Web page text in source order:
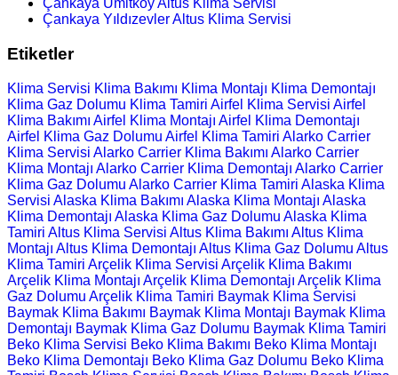
Çankaya Ümitköy Altus Klima Servisi
Çankaya Yıldızevler Altus Klima Servisi
Etiketler
Klima Servisi Klima Bakımı Klima Montajı Klima Demontajı
Klima Gaz Dolumu Klima Tamiri Airfel Klima Servisi Airfel
Klima Bakımı Airfel Klima Montajı Airfel Klima Demontajı
Airfel Klima Gaz Dolumu Airfel Klima Tamiri Alarko Carrier
Klima Servisi Alarko Carrier Klima Bakımı Alarko Carrier
Klima Montajı Alarko Carrier Klima Demontajı Alarko Carrier
Klima Gaz Dolumu Alarko Carrier Klima Tamiri Alaska Klima
Servisi Alaska Klima Bakımı Alaska Klima Montajı Alaska
Klima Demontajı Alaska Klima Gaz Dolumu Alaska Klima
Tamiri Altus Klima Servisi Altus Klima Bakımı Altus Klima
Montajı Altus Klima Demontajı Altus Klima Gaz Dolumu Altus
Klima Tamiri Arçelik Klima Servisi Arçelik Klima Bakımı
Arçelik Klima Montajı Arçelik Klima Demontajı Arçelik Klima
Gaz Dolumu Arçelik Klima Tamiri Baymak Klima Servisi
Baymak Klima Bakımı Baymak Klima Montajı Baymak Klima
Demontajı Baymak Klima Gaz Dolumu Baymak Klima Tamiri
Beko Klima Servisi Beko Klima Bakımı Beko Klima Montajı
Beko Klima Demontajı Beko Klima Gaz Dolumu Beko Klima